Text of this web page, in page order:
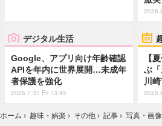
デジタル生活
Google、アプリ向け年齢確認
APIを年内に世界展開…未成年
者保護を強化
2026.7.31 Fri 13:45
【
ぶ
川
ホーム › 趣味・娯楽 › その他 › 記事 › 写真・画像